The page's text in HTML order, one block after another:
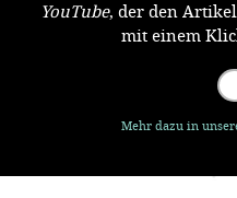
YouTube, der den
mit einem
Mehr dazu in